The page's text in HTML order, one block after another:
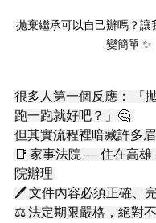
拋棄繼承可以自己辦嗎？讓
變簡單 ✨
很多人第一個反應： 「
跑一跑就好吧？」🤔
但其實流程裡暗藏許多眉
📑 家事法院 — 住在高
院辦理
🖊️ 文件內容必須正確、
⚖️ 法定期限嚴格，絕對